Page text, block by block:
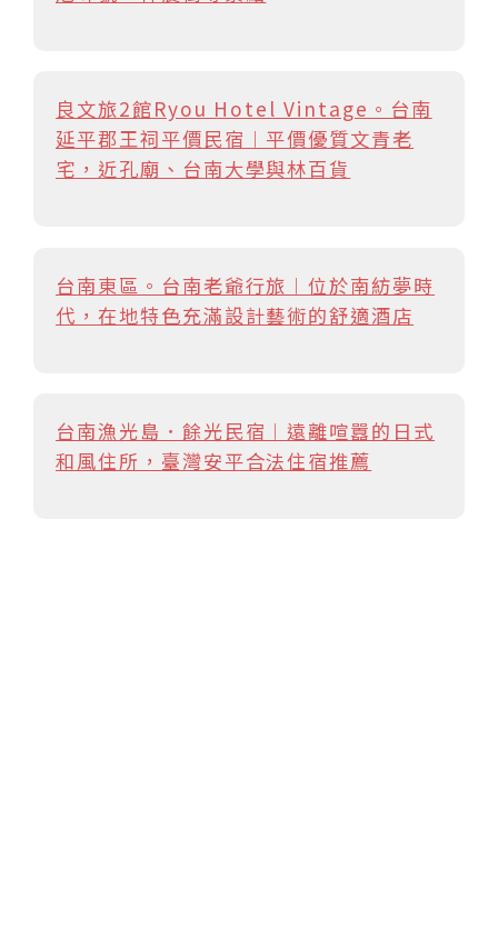
良文旅2館Ryou Hotel Vintage。台南
延平郡王祠平價民宿︱平價優質文青老
宅，近孔廟、台南大學與林百貨
台南東區。台南老爺行旅︱位於南紡夢時
代，在地特色充滿設計藝術的舒適酒店
台南漁光島．餘光民宿︱遠離喧囂的日式
和風住所，臺灣安平合法住宿推薦